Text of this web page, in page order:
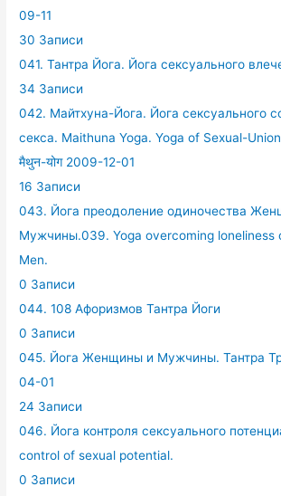
09-11
30 Записи
041. Тантра Йога. Йога сексуального
34 Записи
042. Майтхуна-Йога. Йога сексуального
секса. Maithuna Yoga. Yoga of Sexual-
मैथुन-योग 2009-12-01
16 Записи
043. Йога преодоление одиночества
Мужчины.039. Yoga overcoming loneliness
Men.
0 Записи
044. 108 Афоризмов Тантра Йоги
0 Записи
045. Йога Женщины и Мужчины. Тантра
04-01
24 Записи
046. Йога контроля сексуального
control of sexual potential.
0 Записи